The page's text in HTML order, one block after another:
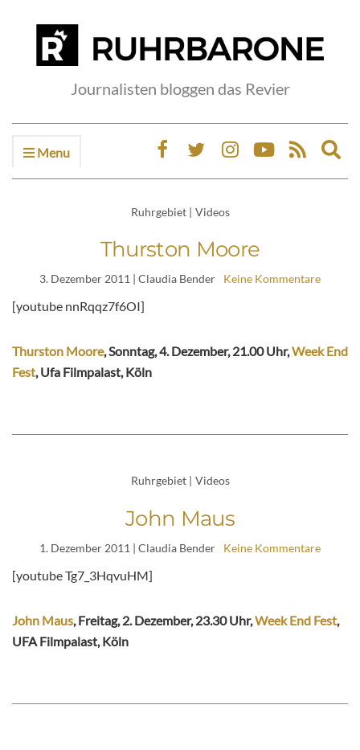
Journalisten bloggen das Revier
Menu
Ruhrgebiet | Videos
Thurston Moore
3. Dezember 2011 | Claudia Bender Keine Kommentare
[youtube nnRqqz7f6OI]
Thurston Moore, Sonntag, 4. Dezember, 21.00 Uhr,Week End
Fest, Ufa Filmpalast, Köln
Ruhrgebiet | Videos
John Maus
1. Dezember 2011 | Claudia Bender Keine Kommentare
[youtube Tg7_3HqvuHM]
John Maus, Freitag, 2. Dezember, 23.30 Uhr,Week End Fest,
UFA Filmpalast, Köln